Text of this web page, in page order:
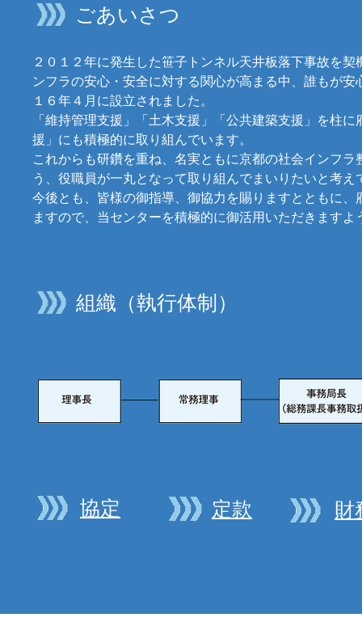
ごあいさつ
２０１２年に発生した笹子トンネル天井板落下事故を
ンフラの安心・安全に対する関心が高まる中、誰もが
１６年４月に設立されました。
「維持管理支援」「土木支援」「公共建築支援」を柱
援」にも積極的に取り組んでいます。
これからも研鑽を重ね、名実ともに京都の社会インフ
う、役職員が一丸となって取り組んでまいりたいと考え
今後とも、皆様の御指導、御協力を賜りますとともに
ますので、当センターを積極的に御活用いただきます
組織（執行体制）
定款
​協定 財